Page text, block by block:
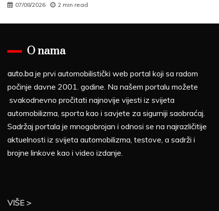
07/08/2026 2 min read
O nama
auto.ba je prvi automobilistički web portal koji sa radom
počinje davne 2001. godine. Na našem portalu možete
svakodnevno pročitati najnovije vijesti iz svijeta
automobilizma, sporta kao i savjete za sigurniji saobraćaj.
Sadržaj portala je mnogobrojan i odnosi se na najrazličitije
aktuelnosti iz svijeta automobilizma, testove, a sadrži i
brojne linkove kao i video izdanje.
VIŠE >